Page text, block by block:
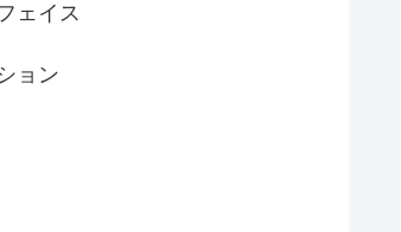
ェイス
ョン